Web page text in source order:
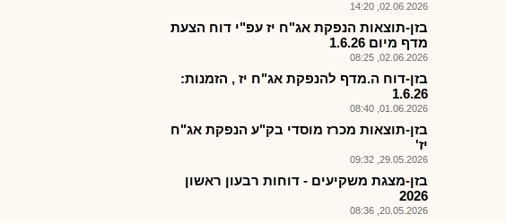
02.06.2026, 14:20
בזן-תוצאות הנפקת אג"ח יז עפ"י דוח הצעת
מדף מיום 1.6.26
02.06.2026, 08:25
בזן-דוח ה.מדף להנפקת אג"ח יז , הזמנות:
1.6.26
01.06.2026, 08:40
בזן-תוצאות מכרז מוסדי בק"ע הנפקת אג"ח
יז'
29.05.2026, 09:32
בזן-מצגת משקיעים - דוחות רבעון ראשון
2026
20.05.2026, 08:36